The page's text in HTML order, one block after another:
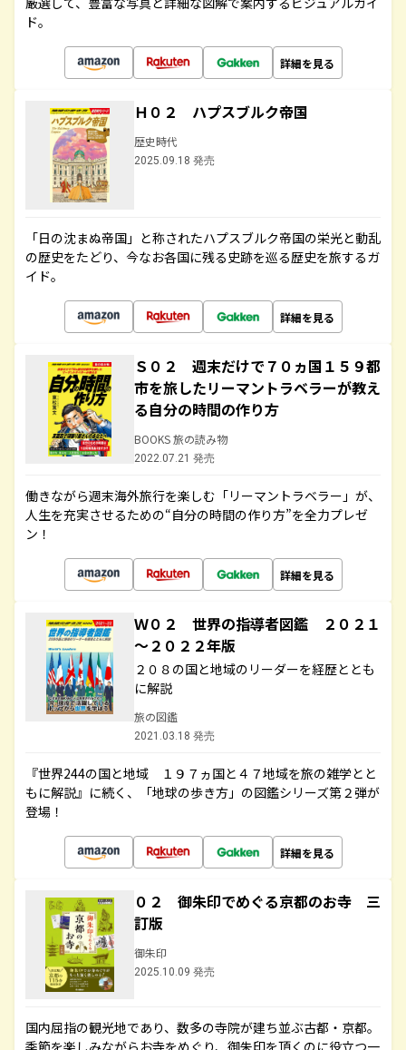
ド。
詳細を見る
Ｈ０２ ハプスブルク帝国
歴史時代
2025.09.18 発売
「日の沈まぬ帝国」と称されたハプスブルク帝国の栄光と動乱
の歴史をたどり、今なお各国に残る史跡を巡る歴史を旅するガ
イド。
詳細を見る
Ｓ０２ 週末だけで７０ヵ国１５９都
市を旅したリーマントラベラーが教え
る自分の時間の作り方
BOOKS 旅の読み物
2022.07.21 発売
働きながら週末海外旅行を楽しむ「リーマントラベラー」が、
人生を充実させるための“自分の時間の作り方”を全力プレゼ
ン！
詳細を見る
Ｗ０２ 世界の指導者図鑑 ２０２１
～２０２２年版
２０８の国と地域のリーダーを経歴ととも
に解説
旅の図鑑
2021.03.18 発売
『世界244の国と地域 １９７ヵ国と４７地域を旅の雑学とと
もに解説』に続く、「地球の歩き方」の図鑑シリーズ第２弾が
登場！
詳細を見る
０２ 御朱印でめぐる京都のお寺 三
訂版
御朱印
2025.10.09 発売
国内屈指の観光地であり、数多の寺院が建ち並ぶ古都・京都。
季節を楽しみながらお寺をめぐり、御朱印を頂くのに役立つ一